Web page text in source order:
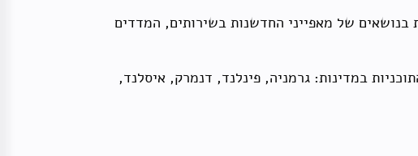
של מאפייני החדשנות בשירותים, המדדים
במדינות: גרמניה, פינלנד, דנמרק, איסלנד,